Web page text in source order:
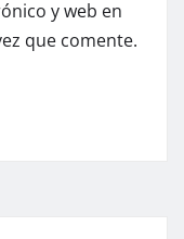
y web en
que comente.